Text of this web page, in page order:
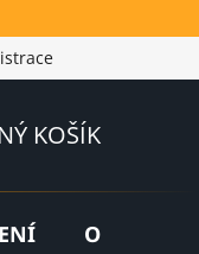
KOŠÍK
OUTDOOR